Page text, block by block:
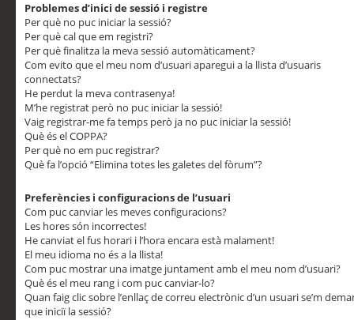
Problemes d’inici de sessió i registre
Per què no puc iniciar la sessió?
Per què cal que em registri?
Per què finalitza la meva sessió automàticament?
Com evito que el meu nom d’usuari aparegui a la llista d’usuaris
connectats?
He perdut la meva contrasenya!
M’he registrat però no puc iniciar la sessió!
Vaig registrar-me fa temps però ja no puc iniciar la sessió!
Què és el COPPA?
Per què no em puc registrar?
Què fa l’opció “Elimina totes les galetes del fòrum”?
Preferències i configuracions de l’usuari
Com puc canviar les meves configuracions?
Les hores són incorrectes!
He canviat el fus horari i l’hora encara està malament!
El meu idioma no és a la llista!
Com puc mostrar una imatge juntament amb el meu nom d’usuari?
Què és el meu rang i com puc canviar-lo?
Quan faig clic sobre l’enllaç de correu electrònic d’un usuari se’m
que iniciï la sessió?